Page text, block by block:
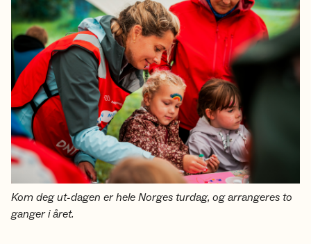
Kom deg ut-dagen er hele Norges turdag, og arrangeres to
ganger i året.